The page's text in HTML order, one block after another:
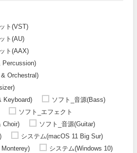
ト(VST)
ト(AU)
ト(AAX)
Percussion)
Orchestral)
Keyboard)
ソフト_音源(Bass)
ソフト_エフェクト
Choir)
ソフト_音源(Guitar)
システム(macOS 11 Big Sur)
システム(Windows 10)